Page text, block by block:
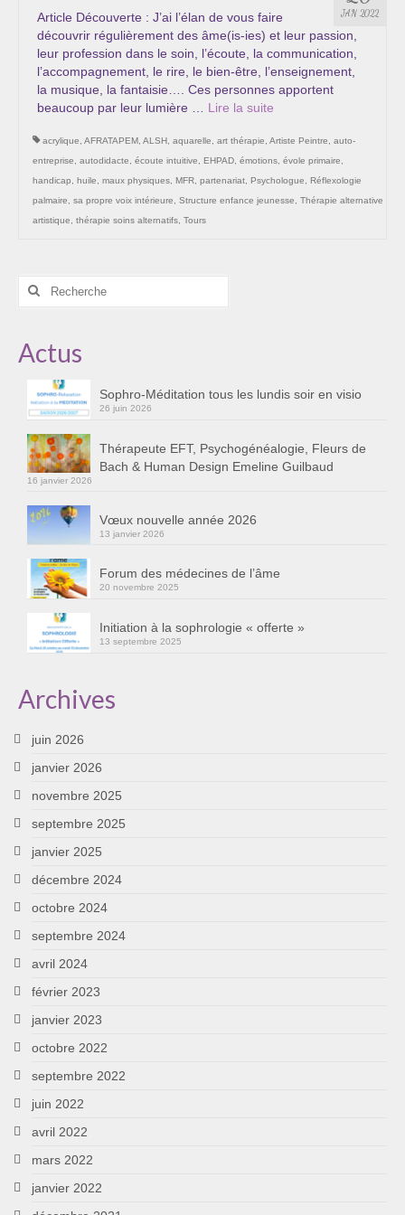
Les Onctions Sacrées -La Magdaléenne –
Nadine-Sarah Penna
Qui suis je ?
Mon cursus d’évolution vers une femme plus
Témoignages
Calendrier
Sophro-Méditation tous les lundis soir en visio
Cursus « Le chemin par la psyché »
Prendre contact
Bertrand Thomas, Psychopraticien
Cursus « Le chemin par la psyché »
Sophro-Méditation tous les lundis soir en visio
Initiation à la sophrologie « offerte »
Témoignages B
JAN 2022
Article Découverte : J’ai l’élan de vous faire
découvrir régulièrement des âme(is-ies) et leur passion,
leur profession dans le soin, l’écoute, la communication,
l’accompagnement, le rire, le bien-être, l’enseignement,
la musique, la fantaisie…. Ces personnes apportent
beaucoup par leur lumière … Lire la suite­­
acrylique AFRATAPEM ALSH aquarelle art thérapie Artiste Peintre
auto-
entreprise
autodidacte écoute intuitive EHPAD émotions évole primaire
handicap
huile maux physiques MFR partenariat Psychologue
Réflexologie
palmaire
sa propre voix intérieure Structure enfance jeunesse
Thérapie alternative
artistique
thérapie soins alternatifs Tours
Rechercher
Actus
Sophro-Méditation tous les lundis soir en visio
26 juin 2026
Thérapeute EFT, Psychogénéalogie, Fleurs de
Bach & Human Design Emeline Guilbaud
16 janvier 2026
Vœux nouvelle année 2026
13 janvier 2026
Forum des médecines de l’âme
20 novembre 2025
Initiation à la sophrologie « offerte »
13 septembre 2025
Archives
juin 2026
janvier 2026
novembre 2025
septembre 2025
janvier 2025
décembre 2024
octobre 2024
septembre 2024
avril 2024
février 2023
janvier 2023
octobre 2022
septembre 2022
juin 2022
avril 2022
mars 2022
janvier 2022